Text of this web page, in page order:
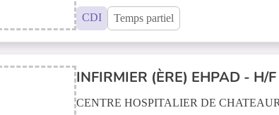
CDI Temps partiel
INFIRMIER (ÈRE) EHPAD - H/F
CENTRE HOSPITALIER DE